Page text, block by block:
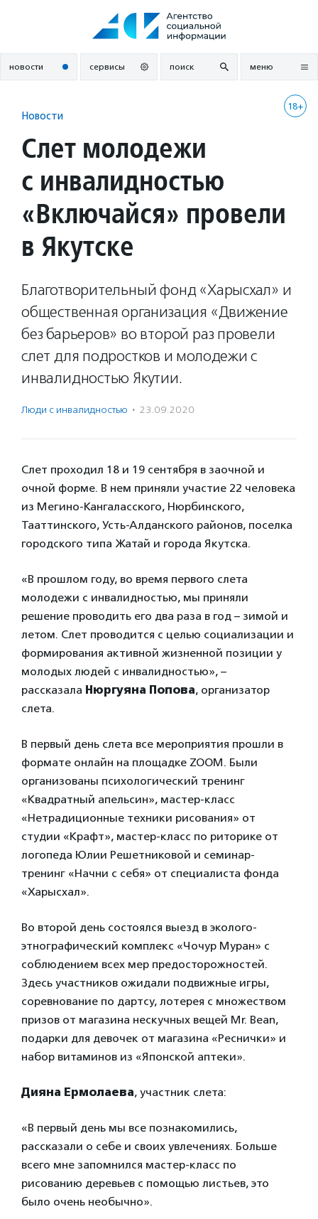
новости сервисы поиск меню
18+
Новости
Слет молодежи
с инвалидностью
«Включайся» провели
в Якутске
Благотворительный фонд «Харысхал» и
общественная организация «Движение
без барьеров» во второй раз провели
слет для подростков и молодежи с
инвалидностью Якутии.
Люди с инвалидностью · 23.09.2020
Слет проходил 18 и 19 сентября в заочной и
очной форме. В нем приняли участие 22 человека
из Мегино-Кангаласского, Нюрбинского,
Тааттинского, Усть-Алданского районов, поселка
городского типа Жатай и города Якутска.
«В прошлом году, во время первого слета
молодежи с инвалидностью, мы приняли
решение проводить его два раза в год – зимой и
летом. Слет проводится с целью социализации и
формирования активной жизненной позиции у
молодых людей с инвалидностью», –
рассказала Нюргуяна Попова, организатор
слета.
В первый день слета все мероприятия прошли в
формате онлайн на площадке ZOOM. Были
организованы психологический тренинг
«Квадратный апельсин», мастер-класс
«Нетрадиционные техники рисования» от
студии «Крафт», мастер-класс по риторике от
логопеда Юлии Решетниковой и семинар-
тренинг «Начни с себя» от специалиста фонда
«Харысхал».
Во второй день состоялся выезд в эколого-
этнографический комплекс «Чочур Муран» с
соблюдением всех мер предосторожностей.
Здесь участников ожидали подвижные игры,
соревнование по дартсу, лотерея с множеством
призов от магазина нескучных вещей Mr. Bean,
подарки для девочек от магазина «Реснички» и
набор витаминов из «Японской аптеки».
Дияна Ермолаева, участник слета:
«В первый день мы все познакомились,
рассказали о себе и своих увлечениях. Больше
всего мне запомнился мастер-класс по
рисованию деревьев с помощью листьев, это
было очень необычно».